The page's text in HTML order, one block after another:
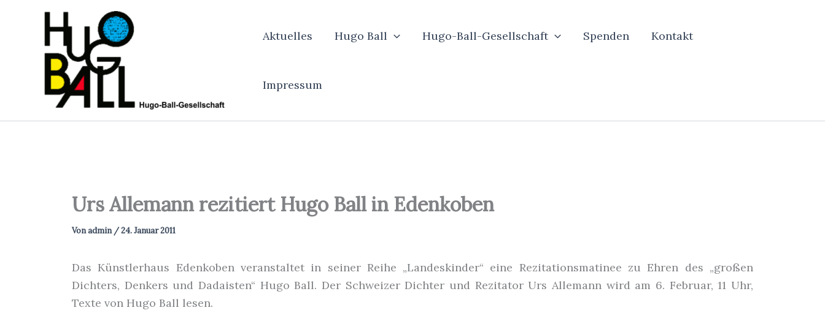
springen
Aktuelles Hugo Ball Hugo-Ball-Gesellschaft Spenden Kontakt
Impressum
Urs Allemann rezitiert Hugo Ball in Edenkoben
Vonadmin /24. Januar 2011
Das Künstlerhaus Edenkoben veranstaltet in seiner Reihe „Landeskinder“ eine Rezitationsmatinee zu Ehren des „großen
Dichters, Denkers und Dadaisten“ Hugo Ball. Der Schweizer Dichter und Rezitator Urs Allemann wird am 6. Februar, 11 Uhr,
Texte von Hugo Ball lesen.